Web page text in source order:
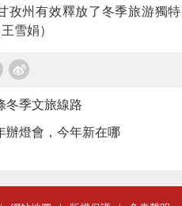
孜州有效釋放了冬季旅游獨
王雪娟）
冬季文旅線路
辦燈會，今年新在哪